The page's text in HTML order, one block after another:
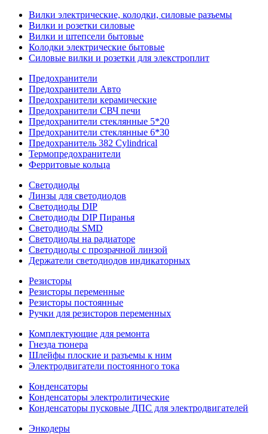
Вилки электрические, колодки, силовые разъемы
Вилки и розетки силовые
Вилки и штепсели бытовые
Колодки электрические бытовые
Силовые вилки и розетки для элекстроплит
Предохранители
Предохранители Авто
Предохранители керамические
Предохранители СВЧ печи
Предохранители стеклянные 5*20
Предохранители стеклянные 6*30
Предохранитель 382 Cylindrical
Термопредохранители
Ферритовые кольца
Светодиоды
Линзы для светодиодов
Светодиоды DIP
Светодиоды DIP Пиранья
Светодиоды SMD
Светодиоды на радиаторе
Светодиоды с прозрачной линзой
Держатели светодиодов индикаторных
Резисторы
Резисторы переменные
Резисторы постоянные
Ручки для резисторов переменных
Комплектующие для ремонта
Гнезда тюнера
Шлейфы плоские и разъемы к ним
Электродвигатели постоянного тока
Конденсаторы
Конденсаторы электролитические
Конденсаторы пусковые ДПС для электродвигателей
Энкодеры